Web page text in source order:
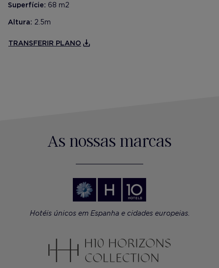
Superfície: 68 m2
Altura: 2.5m
TRANSFERIR PLANO
As nossas marcas
Hotéis únicos em Espanha e cidades europeias.